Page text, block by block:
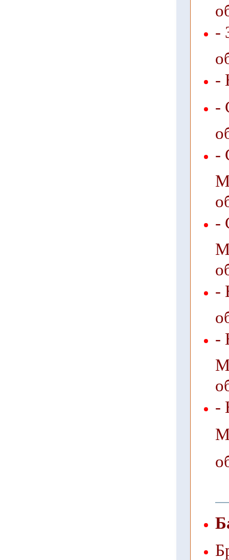
-
-
-
-
-
-
-
-